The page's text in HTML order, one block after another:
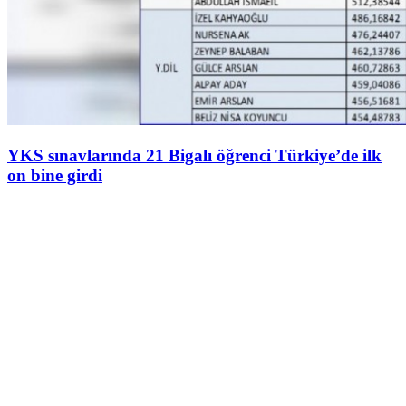
YKS sınavlarında 21 Bigalı öğrenci Türkiye’de ilk
on bine girdi